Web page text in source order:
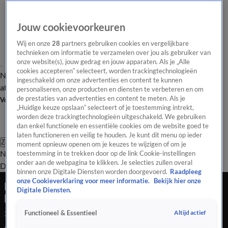
Nieuws van de DagOpinie van de Dag Onze categorieën Laatste
afleveringVideo's Nieuws van de Dag Podcast
Volg Nieuws van de Dag
Zoeken
Nieuws van de DagOpinie van de
Dag
Video'sUitzendingen PodcastPanelContact
Bekende Nederlanders in opspraak door
handeltjes
25 feb 2025, 18:53
Jouw cookievoorkeuren
Wij en onze28 partners gebruiken cookies en vergelijkbare
technieken om informatie te verzamelen over jou als gebruiker van
onze website(s), jouw gedrag en jouw apparaten. Als je „Alle
cookies accepteren” selecteert, worden trackingtechnologieën
ingeschakeld om onze advertenties en content te kunnen
personaliseren, onze producten en diensten te verbeteren en om
de prestaties van advertenties en content te meten. Als je
„Huidige keuze opslaan” selecteert of je toestemming intrekt,
worden deze trackingtechnologieën uitgeschakeld. We gebruiken
dan enkel functionele en essentiële cookies om de website goed te
laten functioneren en veilig te houden. Je kunt dit menu op ieder
moment opnieuw openen om je keuzes te wijzigen of om je
toestemming in te trekken door op de link Cookie-instellingen
onder aan de webpagina te klikken. Je selecties zullen overal
binnen onze Digitale Diensten worden doorgevoerd. Raadpleeg
onze Cookieverklaring voor meer informatie.
Bekijk hier onze
Digitale Diensten.
Functioneel & Essentieel Altijd actief